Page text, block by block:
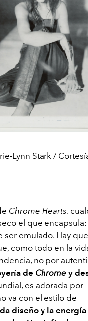
Lynn Stark /
Chrome Hearts,
el que encapsula:
ser emulado. Hay que
como todo en la
no por
de Chrome y
es adorada por
va con el estilo de
diseño y la energía